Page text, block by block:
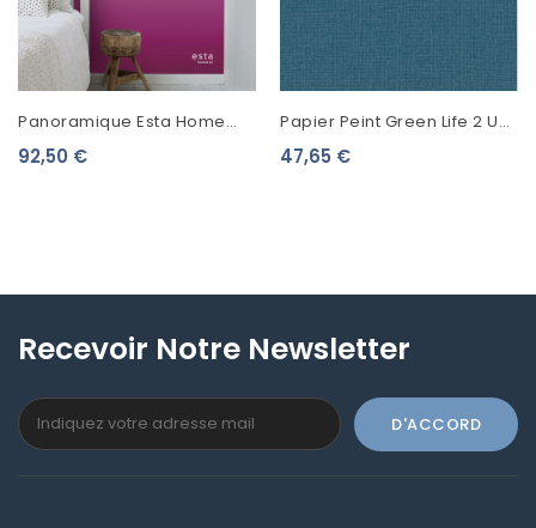
Panoramique Esta Home
Photowalls XL² Dégradé
92,50 €
Papier Peint Green Life 2 Uni
Mat Bleu Madura 104016773
47,65 €
Recevoir Notre Newsletter